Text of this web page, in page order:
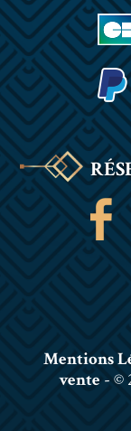
Mentions
vente - ©